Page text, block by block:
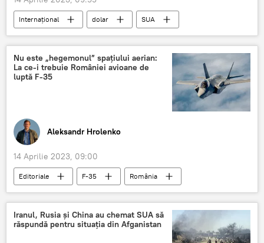
Internațional dolar
SUA
piața valutara
Nu este „hegemonul” spațiului aerian:
La ce-i trebuie României avioane de
luptă F-35
Aleksandr Hrolenko
14 Aprilie 2023, 09:00
Editoriale F-35 România
Iranul, Rusia și China au chemat SUA să
răspundă pentru situația din Afganistan